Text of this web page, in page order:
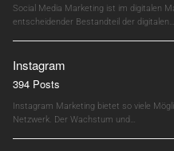
Social Media Marketing ist im digitalen
entscheidender Bestandteil der digitalen…
Instagram
394 Posts
Instagram Marketing bietet so viele
Netzwerk. Der Wachstum und…